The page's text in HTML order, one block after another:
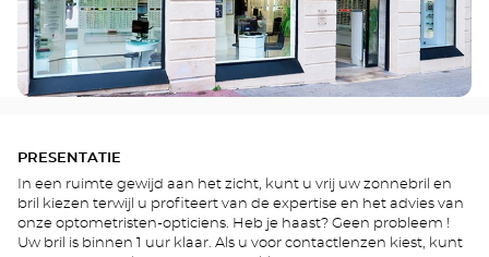
PRESENTATIE
In een ruimte gewijd aan het zicht, kunt u vrij uw zonnebril en
bril kiezen terwijl u profiteert van de expertise en het advies van
onze optometristen-opticiens. Heb je haast? Geen probleem !
Uw bril is binnen 1 uur klaar. Als u voor contactlenzen kiest, kunt